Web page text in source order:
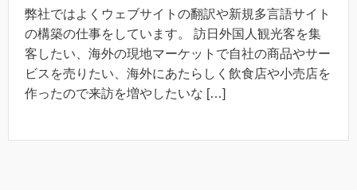
弊社ではよくウェブサイトの翻訳や新規多言語サイト
の構築の仕事をしています。 訪日外国人観光客を集
客したい、海外の現地マーケットで自社の商品やサー
ビスを売りたい、海外にあたらしく飲食店や小売店を
作ったので来訪を増やしたいな […]